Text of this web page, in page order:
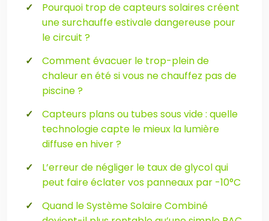
Pourquoi trop de capteurs solaires créent
une surchauffe estivale dangereuse pour
le circuit ?
Comment évacuer le trop-plein de
chaleur en été si vous ne chauffez pas de
piscine ?
Capteurs plans ou tubes sous vide : quelle
technologie capte le mieux la lumière
diffuse en hiver ?
L’erreur de négliger le taux de glycol qui
peut faire éclater vos panneaux par -10°C
Quand le Système Solaire Combiné